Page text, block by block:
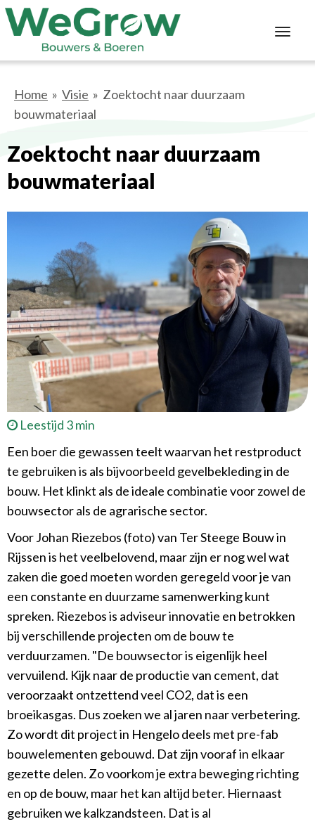
Home » Visie » Zoektocht naar duurzaam
bouwmateriaal
Zoektocht naar duurzaam
bouwmateriaal
Leestijd 3 min
Een boer die gewassen teelt waarvan het restproduct
te gebruiken is als bijvoorbeeld gevelbekleding in de
bouw. Het klinkt als de ideale combinatie voor zowel de
bouwsector als de agrarische sector.
Voor Johan Riezebos (foto) van Ter Steege Bouw in
Rijssen is het veelbelovend, maar zijn er nog wel wat
zaken die goed moeten worden geregeld voor je van
een constante en duurzame samenwerking kunt
spreken. Riezebos is adviseur innovatie en betrokken
bij verschillende projecten om de bouw te
verduurzamen. "De bouwsector is eigenlijk heel
vervuilend. Kijk naar de productie van cement, dat
veroorzaakt ontzettend veel CO2, dat is een
broeikasgas. Dus zoeken we al jaren naar verbetering.
Zo wordt dit project in Hengelo deels met pre-fab
bouwelementen gebouwd. Dat zijn vooraf in elkaar
gezette delen. Zo voorkom je extra beweging richting
en op de bouw, maar het kan altijd beter. Hiernaast
gebruiken we kalkzandsteen. Dat is al